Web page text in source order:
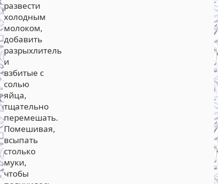
развести
холодным
молоком,
добавить
разрыхлитель
и
взбитые с
солью
яйца,
тщательно
перемешать.
Помешивая,
всыпать
столько
муки,
чтобы